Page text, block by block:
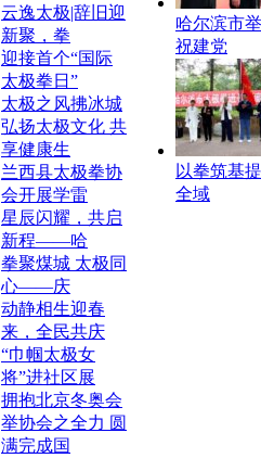
云逸太极|辞旧迎
新聚，拳
迎接首个“国际
太极拳日”
太极之风拂冰城
弘扬太极文化 共
享健康生
兰西县太极拳协
会开展学雷
星辰闪耀，共启
新程——哈
拳聚煤城 太极同
心——庆
动静相生迎春
来，全民共庆
“巾帼太极女
将”进社区展
拥抱北京冬奥会
举协会之全力 圆
满完成国
哈尔滨市
祝建党
以拳筑基
全域